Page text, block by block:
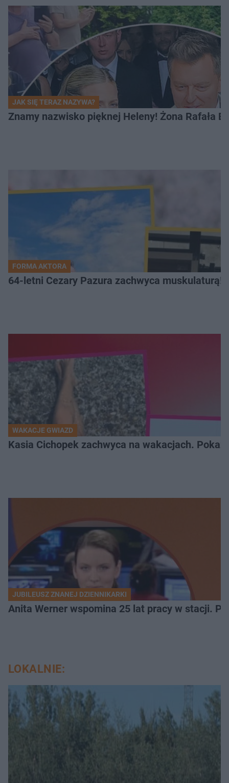
JAK SIĘ TERAZ NAZYWA?
Znamy nazwisko pięknej Heleny! Żona Rafała
FORMA AKTORA
64-letni Cezary Pazura zachwyca muskulaturą!
WAKACJE GWIAZD
Kasia Cichopek zachwyca na wakacjach.
JUBILEUSZ ZNANEJ DZIENNIKARKI
Anita Werner wspomina 25 lat pracy w stacji.
LOKALNIE: